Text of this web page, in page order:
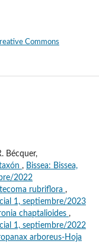
Commons
Bécquer,
, Bissea: Bissea,
2022
rubriflora ,
1, septiembre/2023
chaptalioides ,
1, septiembre/2022
arboreus-Hoja